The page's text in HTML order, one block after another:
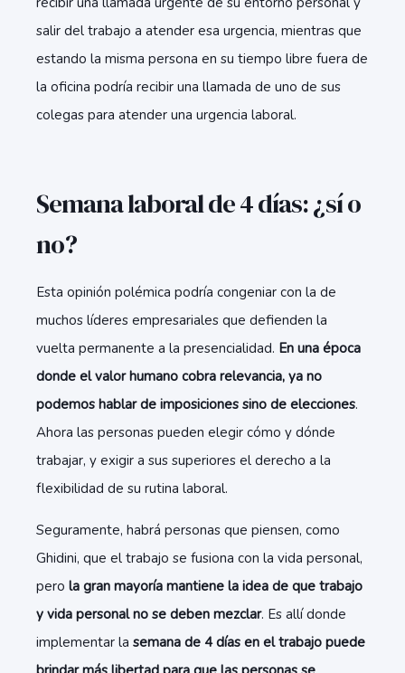
salir del trabajo a atender esa urgencia, mientras que
estando la misma persona en su tiempo libre fuera de
la oficina podría recibir una llamada de uno de sus
colegas para atender una urgencia laboral.
Semana laboral de 4 días: ¿sí o
no?
Esta opinión polémica podría congeniar con la de
muchos líderes empresariales que defienden la
vuelta permanente a la presencialidad. En una época
donde el valor humano cobra relevancia, ya no
podemos hablar de imposiciones sino de elecciones.
Ahora las personas pueden elegir cómo y dónde
trabajar, y exigir a sus superiores el derecho a la
flexibilidad de su rutina laboral.
Seguramente, habrá personas que piensen, como
Ghidini, que el trabajo se fusiona con la vida personal,
pero la gran mayoría mantiene la idea de que trabajo
y vida personal no se deben mezclar. Es allí donde
implementar la semana de 4 días en el trabajo puede